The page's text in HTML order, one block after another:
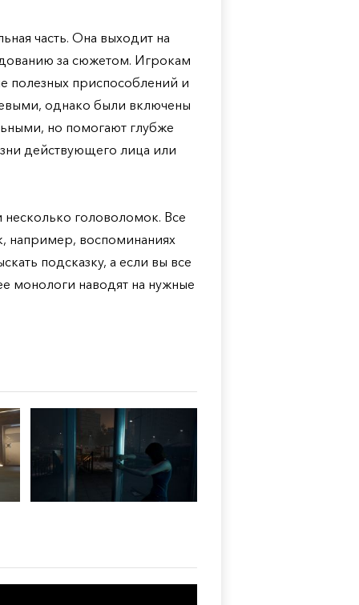
часть. Она выходит на
за сюжетом. Игрокам
полезных приспособлений и
однако были включены
но помогают глубже
действующего лица или
головоломок. Все
например, воспоминаниях
подсказку, а если вы все
монологи наводят на нужные